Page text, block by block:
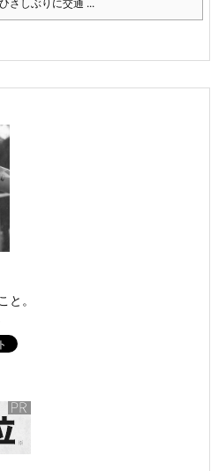
ひさしぶりに交通 ...
と。